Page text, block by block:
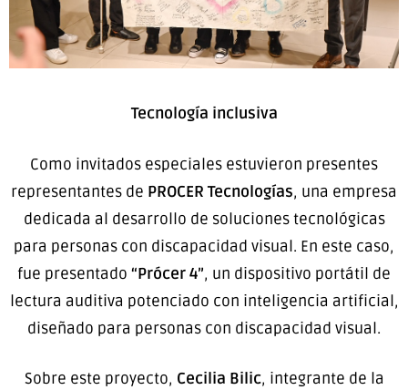
Tecnología inclusiva
Como invitados especiales estuvieron presentes
representantes de PROCER Tecnologías, una empresa
dedicada al desarrollo de soluciones tecnológicas
para personas con discapacidad visual. En este caso,
fue presentado “Prócer 4”, un dispositivo portátil de
lectura auditiva potenciado con inteligencia artificial,
diseñado para personas con discapacidad visual.
Sobre este proyecto, Cecilia Bilic, integrante de la